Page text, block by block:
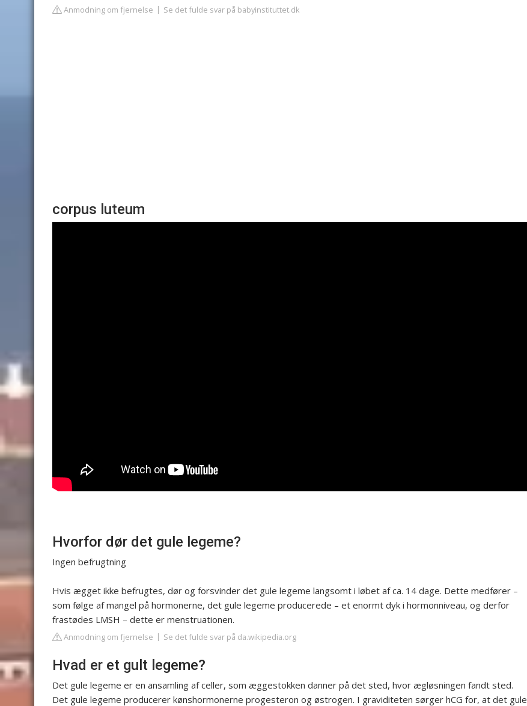
Anmodning om fjernelse Se det fulde svar på babyinstituttet.dk
corpus luteum
Hvorfor dør det gule legeme?
Ingen befrugtning
Hvis ægget ikke befrugtes, dør og forsvinder det gule legeme langsomt i løbet af ca. 14 dage. Dette medfører –
som følge af mangel på hormonerne, det gule legeme producerede – et enormt dyk i hormonniveau, og derfor
frastødes LMSH – dette er menstruationen.
Anmodning om fjernelse Se det fulde svar på da.wikipedia.org
Hvad er et gult legeme?
Det gule legeme er en ansamling af celler, som æggestokken danner på det sted, hvor ægløsningen fandt sted.
Det gule legeme producerer kønshormonerne progesteron og østrogen. I graviditeten sørger hCG for, at det gule